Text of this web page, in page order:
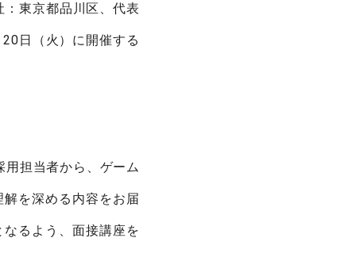
東京都品川区、代表
日（火）に開催する
担当者から、ゲーム
を深める内容をお届
るよう、面接講座を